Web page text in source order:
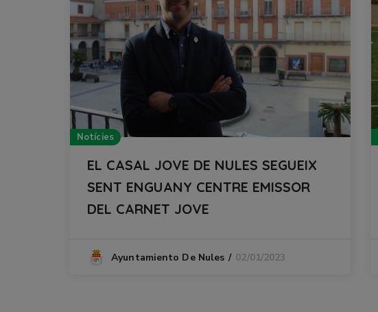
Notícies
EL CASAL JOVE DE NULES SEGUEIX
SENT ENGUANY CENTRE EMISSOR
DEL CARNET JOVE
Ayuntamiento De Nules 02/01/2023